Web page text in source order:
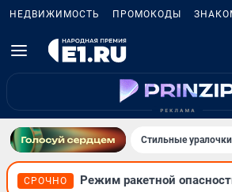
НЕДВИЖИМОСТЬ ПРОМОКОДЫ
Стильные
СРОЧНО Режим ракетной